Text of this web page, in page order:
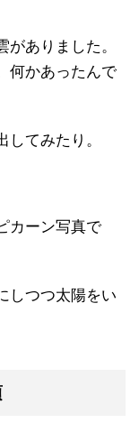
ありました。
何かあったんで
てみたり。
カーン写真で
しつつ太陽をい